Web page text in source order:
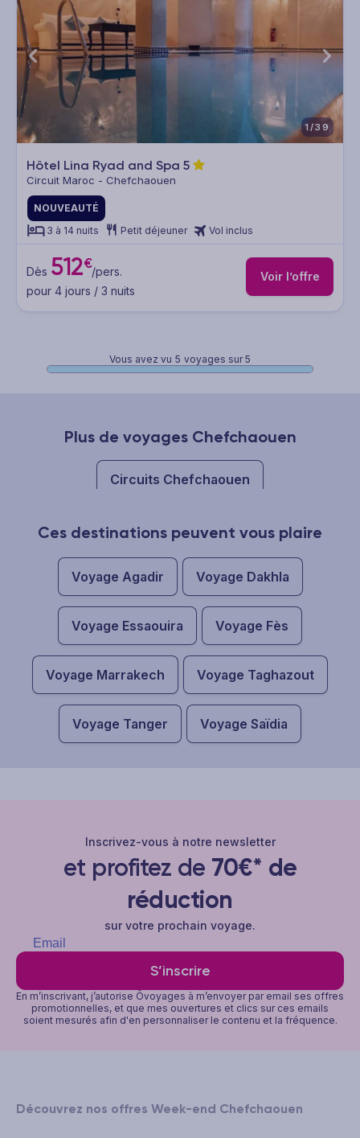
1/39
Hôtel Lina Ryad and Spa 5
Circuit Maroc - Chefchaouen
NOUVEAUTÉ
3 à 14 nuits
Petit déjeuner Vol inclus
Dès 512€/pers.
pour 4 jours / 3 nuits
Voir l’offre
Vous avez vu 5 voyages sur 5
Plus de voyages Chefchaouen
Circuits Chefchaouen
Ces destinations peuvent vous plaire
Voyage Agadir Voyage Dakhla
Voyage Essaouira Voyage Fès
Voyage Marrakech Voyage Taghazout
Voyage Tanger Voyage Saïdia
Inscrivez-vous à notre newsletter
et profitez de 70€* de
réduction
sur votre prochain voyage.
S’inscrire
En m’inscrivant, j’autorise Ôvoyages à m’envoyer par email ses offres
promotionnelles, et que mes ouvertures et clics sur ces emails
soient mesurés afin d'en personnaliser le contenu et la fréquence.
Découvrez nos offres Week-end Chefchaouen